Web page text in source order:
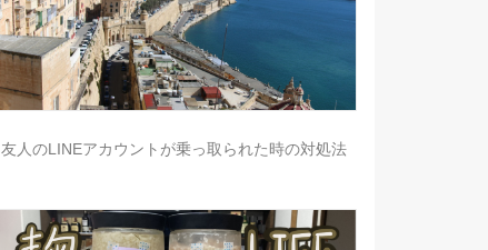
友人のLINEアカウントが乗っ取られた時の対処法